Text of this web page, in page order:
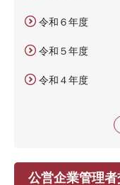
令和６年度
令和５年度
令和４年度
公営企業管理